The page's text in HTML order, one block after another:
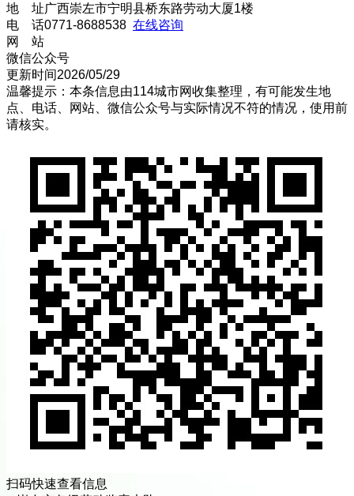
地 址广西崇左市宁明县桥东路劳动大厦1楼
电 话0771-8688538 在线咨询
网 站
微信公众号
更新时间2026/05/29
温馨提示：本条信息由114城市网收集整理，有可能发生地
点、电话、网站、微信公众号与实际情况不符的情况，使用前
请核实。
扫码快速查看信息